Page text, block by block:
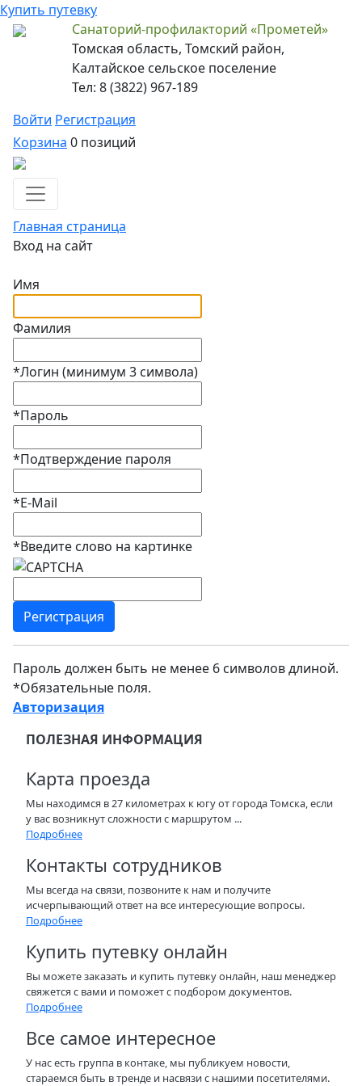
Купить путевку
Санаторий-профилакторий «Прометей»
Томская область, Томский район,
Калтайское сельское поселение
Тел: 8 (3822) 967-189
Войти Регистрация
Корзина 0 позиций
Главная страница
Вход на сайт
Имя
Фамилия
*Логин (минимум 3 символа)
*Пароль
*Подтверждение пароля
*E-Mail
*Введите слово на картинке
Пароль должен быть не менее 6 символов длиной.
*Обязательные поля.
Авторизация
ПОЛЕЗНАЯ ИНФОРМАЦИЯ
Карта проезда
Мы находимся в 27 километрах к югу от города Томска, если
у вас возникнут сложности с маршрутом ...
Подробнее
Контакты сотрудников
Мы всегда на связи, позвоните к нам и получите
исчерпывающий ответ на все интересующие вопросы.
Подробнее
Купить путевку онлайн
Вы можете заказать и купить путевку онлайн, наш менеджер
свяжется с вами и поможет с подбором документов.
Подробнее
Все самое интересное
У нас есть группа в контаке, мы публикуем новости,
стараемся быть в тренде и насвязи с нашими посетителями.